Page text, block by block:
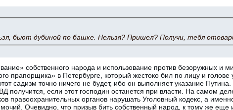
бьют дубиной по башке. Нельзя? Пришел? Получи, тебя
собственного народа и использование против безоружных и
прапорщика» в Петербурге, который жестоко бил по лицу и голове
садизм точно ничего не будет, ибо он выполняет указание
получится, если этот господин останется при власти. На самом
правоохранительных органов нарушать Уголовный кодекс, а
Очевидно, что призыв бить собственный народ, к тому же еще